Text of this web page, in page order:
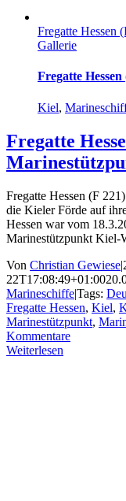
Fregatte Hessen
Gallerie
Fregatte
Kiel,
Fregatte
Fregatte Hessen (F
die Kieler Förde auf
Hessen war vom
Marinestützpunkt Kiel-
Von Christian Gewiese|
22T17:08:49+01:00
Marineschiffe|Tags:
Fregatte Hessen, Kiel,
Marinestützpunkt,
Kommentare
Weiterlesen